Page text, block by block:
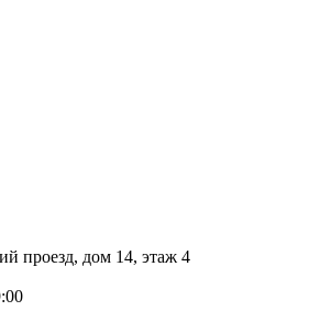
проезд, дом 14, этаж 4